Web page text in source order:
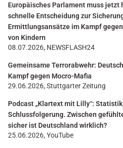
Europäisches Parlament muss jetzt
schnelle Entscheidung zur
Ermittlungsansätze im Kampf
von Kindern
08.07.2026, NEWSFLASH24
Gemeinsame Terrorabwehr:
Kampf gegen Mocro-Mafia
29.06.2026, Stuttgarter Zeitung
Podcast „Klartext mit Lilly“:
Schlussfolgerung. Zwischen
sicher ist Deutschland wirklich?
25.06.2026, YouTube